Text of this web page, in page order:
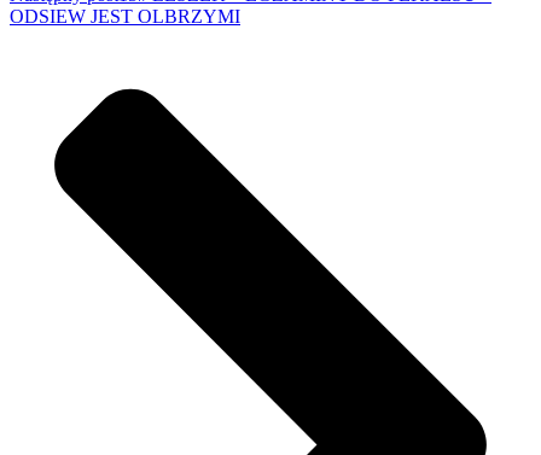
ODSIEW JEST OLBRZYMI